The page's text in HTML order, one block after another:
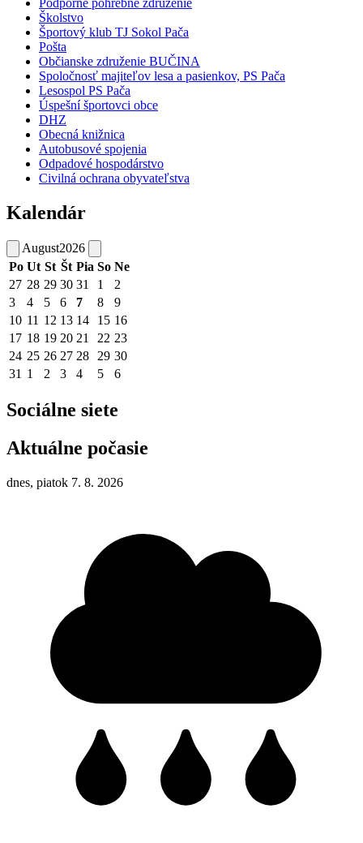
Školstvo
Športový klub TJ Sokol Pača
Pošta
Občianske združenie BUČINA
Spoločnosť majiteľov lesa a pasienkov, PS Pača
Lesospol PS Pača
Úspešní športovci obce
DHZ
Obecná knižnica
Autobusové spojenia
Odpadové hospodárstvo
Civilná ochrana obyvateľstva
Kalendár
August2026
Po Ut St Št Pia So Ne
27 28 29 30 31 1
2
3
4 5 6 7 8
9
10 11 12 13 14 15 16
17 18 19 20 21 22 23
24 25 26 27 28 29 30
31 1 2 3 4 5 6
Sociálne siete
Aktuálne počasie
dnes, piatok 7. 8. 2026